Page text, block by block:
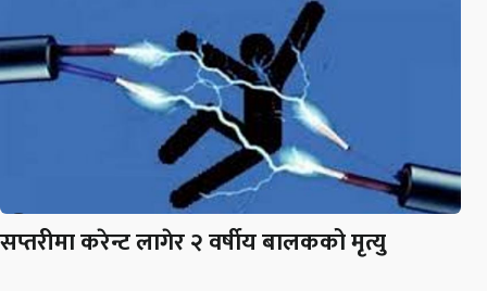
सप्तरीमा करेन्ट लागेर २ वर्षीय बालकको मृत्यु